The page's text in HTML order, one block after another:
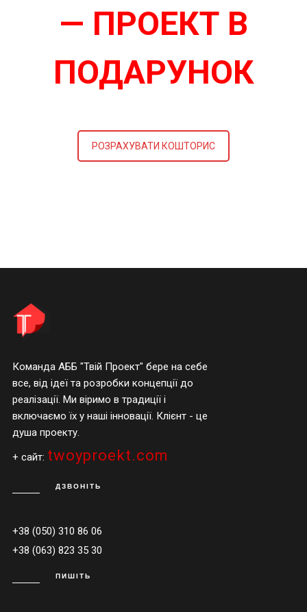
— ПРОЕКТ В
ПОДАРУНОК
РОЗРАХУВАТИ КОШТОРИС
Команда АББ "Твій Проект" бере на себе
все, від ідеї та розробки концепції до
реалізації. Ми віримо в традиції і
включаємо їх у наші інновації. Клієнт - це
душа проекту.
+ сайт: twoyproekt.com
ДЗВОНІТЬ
+38 (050) 310 86 06
+38 (063) 823 35 30
ПИШІТЬ